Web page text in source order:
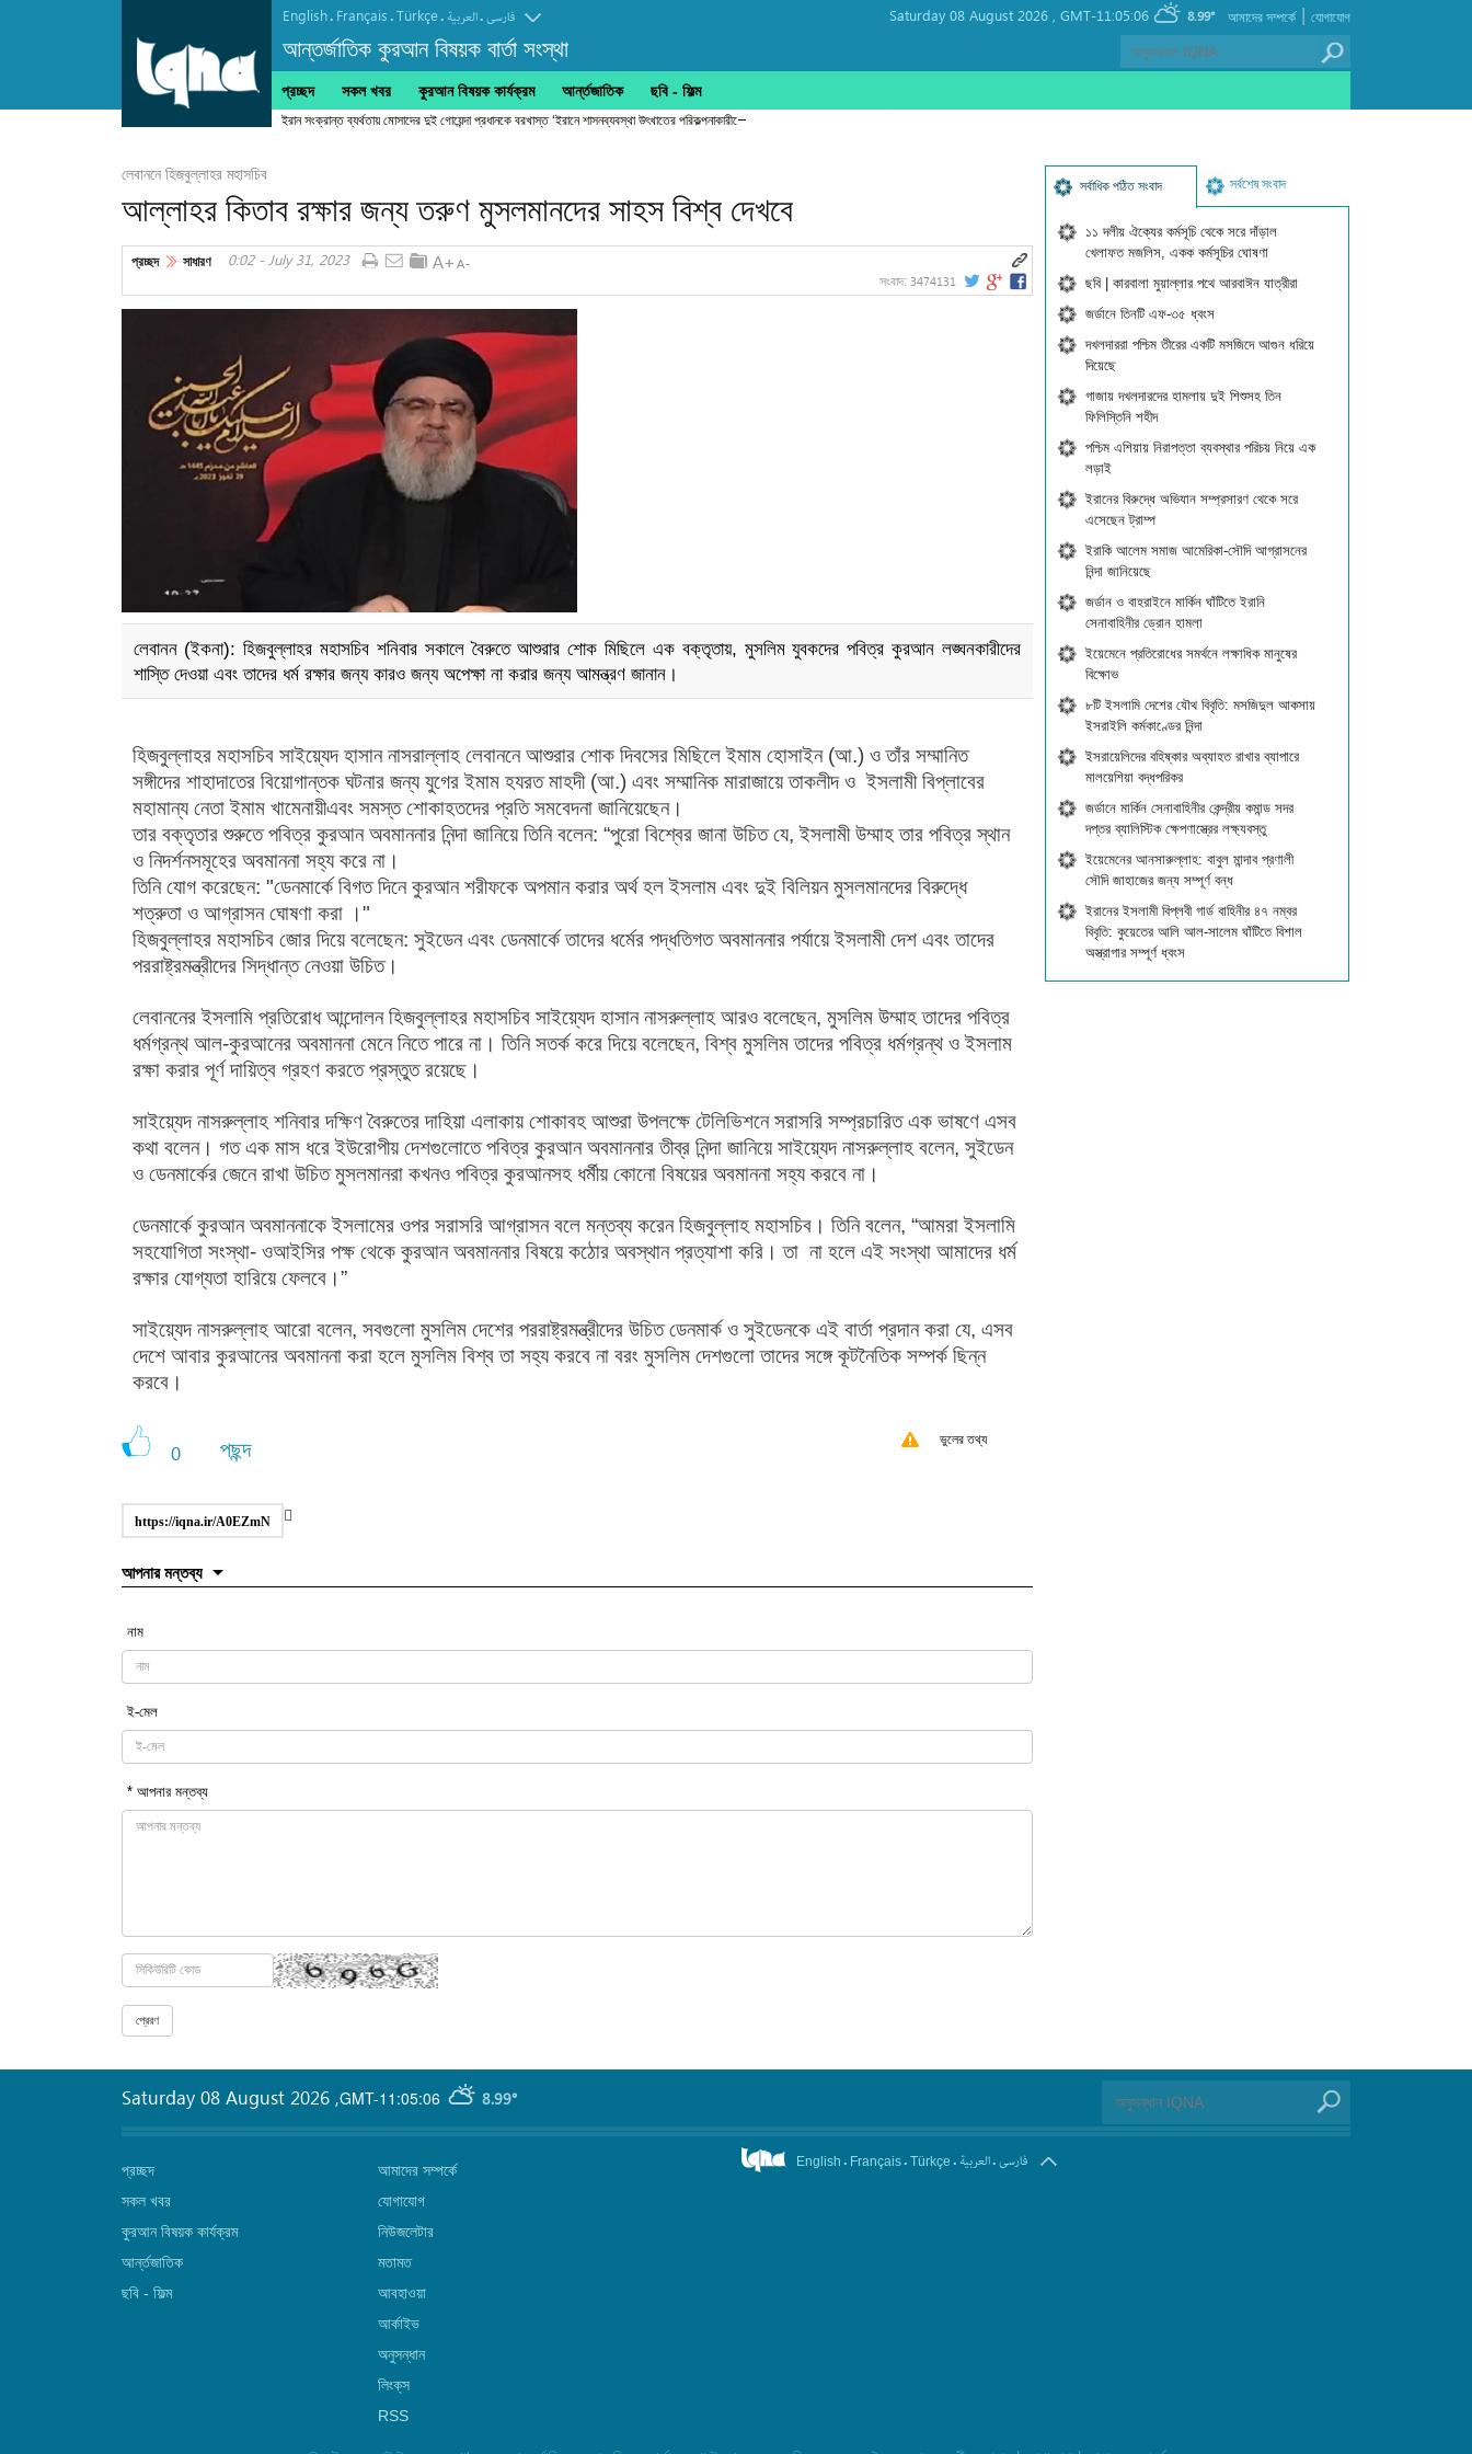
English. Français.Türkçe. العربیة.فارسی
আন্তর্জাতিক কুরআন বিষয়ক বার্তা সংস্থা
Saturday 08 August 2026 , GMT-11:05:06 8.99° যোগাযোগ
|
আমাদের সম্পর্কে
প্রচ্ছদ সকল খবর কুরআন বিষয়ক কার্যক্রম আর্ন্তজাতিক ছবি‎ - ফিল্ম
ইরান সংক্রান্ত ব্যর্থতায় মোসাদের দুই গোয়েন্দা প্রধানকে বরখাস্ত ‘ইরানে শাসনব্যবস্থা উৎখাতের পরিকল্পনাকারীদের জবাবদিহি করতেই হবে’
লেবাননে হিজবুল্লাহর মহাসচিব
আল্লাহর কিতাব রক্ষার জন্য তরুণ মুসলমানদের সাহস বিশ্ব দেখবে
প্রচ্ছদ সাধারণ 0:02 - July 31, 2023
সংবাদ: 3474131
লেবানন (ইকনা): হিজবুল্লাহর মহাসচিব শনিবার সকালে বৈরুতে আশুরার শোক মিছিলে এক বক্তৃতায়, মুসলিম যুবকদের পবিত্র কুরআন লঙ্ঘনকারীদের
শাস্তি দেওয়া এবং তাদের ধর্ম রক্ষার জন্য কারও জন্য অপেক্ষা না করার জন্য আমন্ত্রণ জানান।
হিজবুল্লাহর মহাসচিব সাইয়্যেদ হাসান নাসরাল্লাহ লেবাননে আশুরার শোক দিবসের মিছিলে ইমাম হোসাইন (আ.) ও তাঁর সম্মানিত
সঙ্গীদের শাহাদাতের বিয়োগান্তক ঘটনার জন্য যুগের ইমাম হযরত মাহদী (আ.) এবং সম্মানিক মারাজায়ে তাকলীদ ও ইসলামী বিপ্লাবের
মহামান্য নেতা ইমাম খামেনায়ীএবং সমস্ত শোকাহতদের প্রতি সমবেদনা জানিয়েছেন।
তার বক্তৃতার শুরুতে পবিত্র কুরআন অবমাননার নিন্দা জানিয়ে তিনি বলেন: “পুরো বিশ্বের জানা উচিত যে, ইসলামী উম্মাহ তার পবিত্র স্থান
ও নিদর্শনসমূহের অবমাননা সহ্য করে না।
তিনি যোগ করেছেন: "ডেনমার্কে বিগত দিনে কুরআন শরীফকে অপমান করার অর্থ হল ইসলাম এবং দুই বিলিয়ন মুসলমানদের বিরুদ্ধে
শত্রুতা ও আগ্রাসন ঘোষণা করা ।"
হিজবুল্লাহর মহাসচিব জোর দিয়ে বলেছেন: সুইডেন এবং ডেনমার্কে তাদের ধর্মের পদ্ধতিগত অবমাননার পর্যায়ে ইসলামী দেশ এবং তাদের
পররাষ্ট্রমন্ত্রীদের সিদ্ধান্ত নেওয়া উচিত।
লেবাননের ইসলামি প্রতিরোধ আন্দোলন হিজবুল্লাহর মহাসচিব সাইয়্যেদ হাসান নাসরুল্লাহ আরও বলেছেন, মুসলিম উম্মাহ তাদের পবিত্র
ধর্মগ্রন্থ আল-কুরআনের অবমাননা মেনে নিতে পারে না। তিনি সতর্ক করে দিয়ে বলেছেন, বিশ্ব মুসলিম তাদের পবিত্র ধর্মগ্রন্থ ও ইসলাম
রক্ষা করার পূর্ণ দায়িত্ব গ্রহণ করতে প্রস্তুত রয়েছে।
সাইয়্যেদ নাসরুল্লাহ শনিবার দক্ষিণ বৈরুতের দাহিয়া এলাকায় শোকাবহ আশুরা উপলক্ষে টেলিভিশনে সরাসরি সম্প্রচারিত এক ভাষণে এসব
কথা বলেন। গত এক মাস ধরে ইউরোপীয় দেশগুলোতে পবিত্র কুরআন অবমাননার তীব্র নিন্দা জানিয়ে সাইয়্যেদ নাসরুল্লাহ বলেন, সুইডেন
ও ডেনমার্কের জেনে রাখা উচিত মুসলমানরা কখনও পবিত্র কুরআনসহ ধর্মীয় কোনো বিষয়ের অবমাননা সহ্য করবে না।
ডেনমার্কে কুরআন অবমাননাকে ইসলামের ওপর সরাসরি আগ্রাসন বলে মন্তব্য করেন হিজবুল্লাহ মহাসচিব। তিনি বলেন, “আমরা ইসলামি
সহযোগিতা সংস্থা- ওআইসির পক্ষ থেকে কুরআন অবমাননার বিষয়ে কঠোর অবস্থান প্রত্যাশা করি। তা না হলে এই সংস্থা আমাদের ধর্ম
রক্ষার যোগ্যতা হারিয়ে ফেলবে।”
সাইয়্যেদ নাসরুল্লাহ আরো বলেন, সবগুলো মুসলিম দেশের পররাষ্ট্রমন্ত্রীদের উচিত ডেনমার্ক ও সুইডেনকে এই বার্তা প্রদান করা যে, এসব
দেশে আবার কুরআনের অবমাননা করা হলে মুসলিম বিশ্ব তা সহ্য করবে না বরং মুসলিম দেশগুলো তাদের সঙ্গে কূটনৈতিক সম্পর্ক ছিন্ন
করবে।
0 পছন্দ ভুলের তথ্য
https://iqna.ir/A0EZmN
আপনার মন্তব্য
নাম
ই-মেল
* আপনার মন্তব্য
সর্বাধিক পঠিত সংবাদ সর্বশেষ সংবাদ
১১ দলীয় ঐক্যের কর্মসূচি থেকে সরে দাঁড়াল
খেলাফত মজলিস, একক কর্মসূচির ঘোষণা
ছবি | কারবালা মুয়াল্লার পথে আরবাঈন যাত্রীরা
জর্ডানে তিনটি এফ-৩৫ ধ্বংস
দখলদাররা পশ্চিম তীরের একটি মসজিদে আগুন ধরিয়ে
দিয়েছে
গাজায় দখলদারদের হামলায় দুই শিশুসহ তিন
ফিলিস্তিনি শহীদ
পশ্চিম এশিয়ায় নিরাপত্তা ব্যবস্থার পরিচয় নিয়ে এক
লড়াই
ইরানের বিরুদ্ধে অভিযান সম্প্রসারণ থেকে সরে
এসেছেন ট্রাম্প
ইরাকি আলেম সমাজ আমেরিকা-সৌদি আগ্রাসনের
নিন্দা জানিয়েছে
জর্ডান ও বাহরাইনে মার্কিন ঘাঁটিতে ইরানি
সেনাবাহিনীর ড্রোন হামলা
ইয়েমেনে প্রতিরোধের সমর্থনে লক্ষাধিক মানুষের
বিক্ষোভ
৮টি ইসলামি দেশের যৌথ বিবৃতি: মসজিদুল আকসায়
ইসরাইলি কর্মকাণ্ডের নিন্দা
ইসরায়েলিদের বহিষ্কার অব্যাহত রাখার ব্যাপারে
মালয়েশিয়া বদ্ধপরিকর
জর্ডানে মার্কিন সেনাবাহিনীর কেন্দ্রীয় কমান্ড সদর
দপ্তর ব্যালিস্টিক ক্ষেপণাস্ত্রের লক্ষ্যবস্তু
ইয়েমেনের আনসারুল্লাহ: বাবুল মান্দাব প্রণালী
সৌদি জাহাজের জন্য সম্পূর্ণ বন্ধ
ইরানের ইসলামী বিপ্লবী গার্ড বাহিনীর ৪৭ নম্বর
বিবৃতি: কুয়েতের আলি আল-সালেম ঘাঁটিতে বিশাল
অস্ত্রাগার সম্পূর্ণ ধ্বংস
GMT-11:05:06 8.99°
Saturday 08 August 2026 ,
প্রচ্ছদ
সকল খবর
কুরআন বিষয়ক কার্যক্রম
আর্ন্তজাতিক
ছবি‎ - ফিল্ম
আমাদের সম্পর্কে
যোগাযোগ
নিউজলেটার
মতামত
আবহাওয়া
আর্কাইভ
অনুসন্ধান
লিংক্‌স
RSS
English . Français. Türkçe . العربیة.فارسی